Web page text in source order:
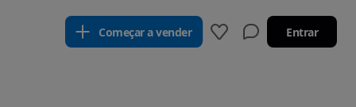
Começar a vender Entrar